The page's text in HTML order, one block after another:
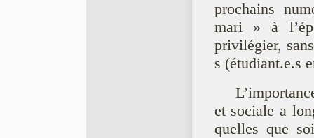
prochains
mari » à
privilégier,
s (étudiant.e.s
et sociale a
quelles que